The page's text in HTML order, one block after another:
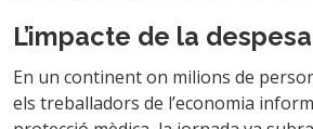
L’impacte de la
En un continent on milions de
els treballadors de l’economia